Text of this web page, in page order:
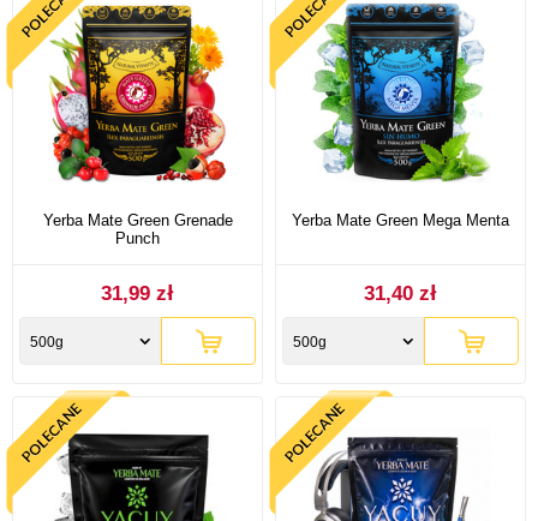
Yerba Mate Green Grenade
Punch
31,99 zł
500g
Yerba Mate Green Mega Menta
31,40 zł
500g